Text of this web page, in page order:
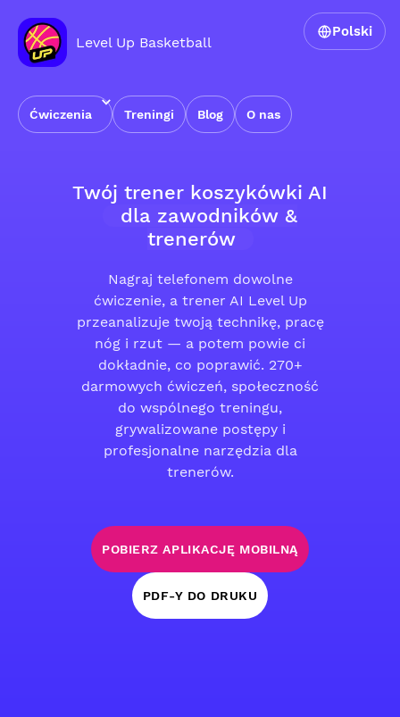
Level Up Basketball
Ćwiczenia Treningi Blog O nas
Polski
Twój trener koszykówki AI
dla zawodników &
trenerów
Nagraj telefonem dowolne
ćwiczenie, a trener AI Level Up
przeanalizuje twoją technikę, pracę
nóg i rzut — a potem powie ci
dokładnie, co poprawić. 270+
darmowych ćwiczeń, społeczność
do wspólnego treningu,
grywalizowane postępy i
profesjonalne narzędzia dla
trenerów.
POBIERZ APLIKACJĘ MOBILNĄ
PDF-Y DO DRUKU